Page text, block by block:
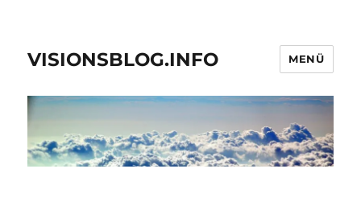
VISIONSBLOG.INFO MENÜ